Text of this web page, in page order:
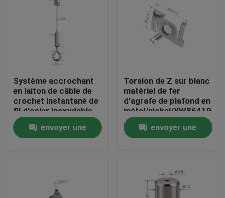
Maison
Des produits
Vidéos
Système accrochant
en laiton de câble de
crochet instantané de
fil d'acier inoxydable
pour accrocher
d'éclairageenvoyer une
Torsion de Z sur blanc
matériel de fer
d'agrafe de plafond en
métal/nickel/YW86419
fini par Chrome
envoyer une